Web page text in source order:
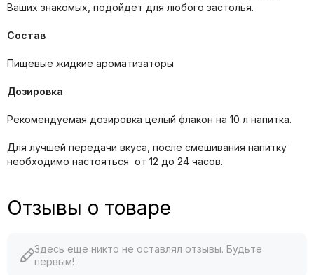
Ваших знакомых, подойдет для любого застолья.
Состав
Пищевые жидкие ароматизаторы
Дозировка
Рекомендуемая дозировка целый флакон на 10 л напитка.
Для лучшей передачи вкуса, после смешивания напитку
необходимо настояться от 12 до 24 часов.
Отзывы о товаре
Здесь еще никто не оставлял отзывы. Будьте
первым!